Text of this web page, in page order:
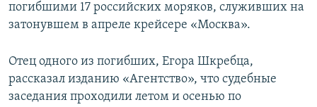
погибшими 17 российских моряков, служивших на
затонувшем в апреле крейсере «Москва».
Отец одного из погибших, Егора Шкребца,
рассказал изданию «Агентство», что судебные
заседания проходили летом и осенью по